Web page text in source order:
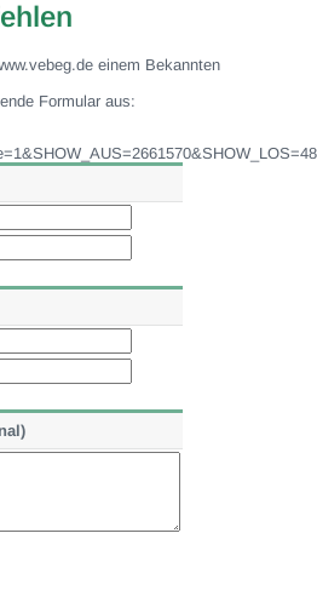
einem Bekannten
Formular aus: